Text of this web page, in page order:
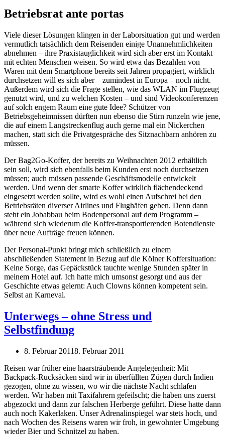
Betriebsrat ante portas
Viele dieser Lösungen klingen in der Laborsituation gut und werden
vermutlich tatsächlich dem Reisenden einige Unannehmlichkeiten
abnehmen – ihre Praxistauglichkeit wird sich aber erst im Kontakt
mit echten Menschen weisen. So wird etwa das Bezahlen von
Waren mit dem Smartphone bereits seit Jahren propagiert, wirklich
durchsetzen will es sich aber – zumindest in Europa – noch nicht.
Außerdem wird sich die Frage stellen, wie das WLAN im Flugzeug
genutzt wird, und zu welchen Kosten – und sind Videokonferenzen
auf solch engem Raum eine gute Idee? Schützer von
Betriebsgeheimnissen dürften nun ebenso die Stirn runzeln wie jene,
die auf einem Langstreckenflug auch gerne mal ein Nickerchen
machen, statt sich die Privatgespräche des Sitznachbarn anhören zu
müssen.
Der Bag2Go-Koffer, der bereits zu Weihnachten 2012 erhältlich
sein soll, wird sich ebenfalls beim Kunden erst noch durchsetzen
müssen; auch müssen passende Geschäftsmodelle entwickelt
werden. Und wenn der smarte Koffer wirklich flächendeckend
eingesetzt werden sollte, wird es wohl einen Aufschrei bei den
Betriebsräten diverser Airlines und Flughäfen geben. Denn dann
steht ein Jobabbau beim Bodenpersonal auf dem Programm –
während sich wiederum die Koffer-transportierenden Botendienste
über neue Aufträge freuen können.
Der Personal-Punkt bringt mich schließlich zu einem
abschließenden Statement in Bezug auf die Kölner Koffersituation:
Keine Sorge, das Gepäckstück tauchte wenige Stunden später in
meinem Hotel auf. Ich hatte mich umsonst gesorgt und aus der
Geschichte etwas gelernt: Auch Clowns können kompetent sein.
Selbst an Karneval.
Unterwegs – ohne Stress und
Selbstfindung
8. Februar 20118. Februar 2011
Reisen war früher eine haarsträubende Angelegenheit: Mit
Backpack-Rucksäcken sind wir in überfüllten Zügen durch Indien
gezogen, ohne zu wissen, wo wir die nächste Nacht schlafen
werden. Wir haben mit Taxifahrern gefeilscht; die haben uns zuerst
abgezockt und dann zur falschen Herberge geführt. Diese hatte dann
auch noch Kakerlaken. Unser Adrenalinspiegel war stets hoch, und
nach Wochen des Reisens waren wir froh, in gewohnter Umgebung
wieder Bier und Schnitzel zu haben.